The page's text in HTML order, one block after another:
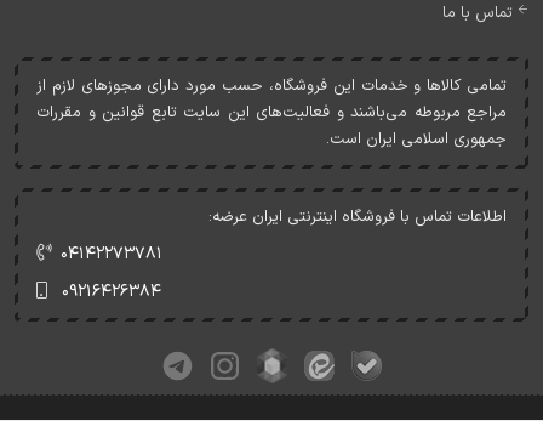
تماس با ما
تمامی کالاها و خدمات اين فروشگاه، حسب مورد دارای مجوزهای لازم از
مراجع مربوطه می‌باشند و فعاليت‌های اين سايت تابع قوانين و مقررات
جمهوری اسلامی ايران است.
اطلاعات تماس با فروشگاه اینترنتی ایران عرضه:
۰۴۱۴۲۲۷۳۷۸۱
۰۹۲۱۶۴۲۶۳۸۴